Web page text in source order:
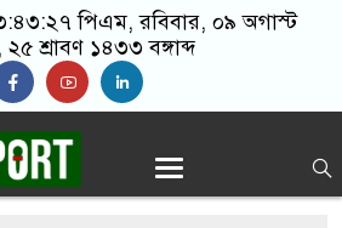
পিএম, রবিবার, ০৯ অগাস্ট
শ্রাবণ ১৪৩৩ বঙ্গাব্দ